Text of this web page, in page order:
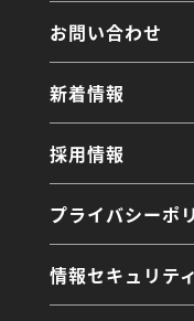
お問い合わせ
新着情報
採用情報
プライバシーポ
情報セキュリテ